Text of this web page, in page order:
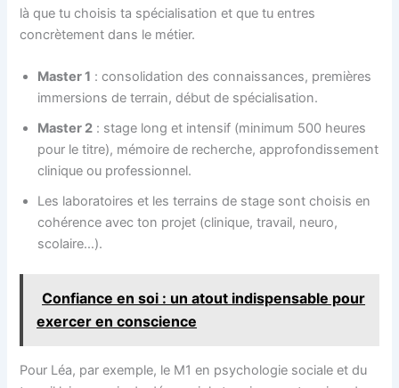
là que tu choisis ta spécialisation et que tu entres
concrètement dans le métier.
Master 1 : consolidation des connaissances, premières
immersions de terrain, début de spécialisation.
Master 2 : stage long et intensif (minimum 500 heures
pour le titre), mémoire de recherche, approfondissement
clinique ou professionnel.
Les laboratoires et les terrains de stage sont choisis en
cohérence avec ton projet (clinique, travail, neuro,
scolaire…).
Confiance en soi : un atout indispensable pour
exercer en conscience
Pour Léa, par exemple, le M1 en psychologie sociale et du